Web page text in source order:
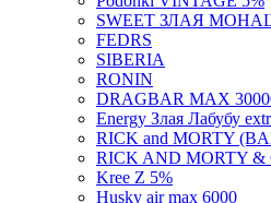
SWEET ЗЛАЯ
FEDRS
SIBERIA
RONIN
DRAGBAR MAX
Energy Злая Лабубу
RICK and MORTY
RICK AND MORTY &
Kree Z 5%
Husky air max 6000